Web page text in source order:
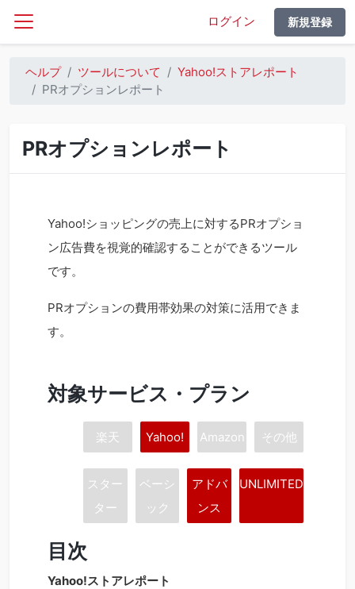
ログイン 新規登録
ヘルプ ツールについて
Yahoo!ストアレポート
PRオプションレポート
PRオプションレポート
Yahoo!ショッピングの売上に対するPRオプショ
ン広告費を視覚的確認することができるツール
です。
PRオプションの費用帯効果の対策に活用できま
す。
対象サービス・プラン
楽天 Yahoo! Amazon その他
スター
ター
ベーシ
ック
アドバ
ンス
UNLIMITED
目次
Yahoo!ストアレポート